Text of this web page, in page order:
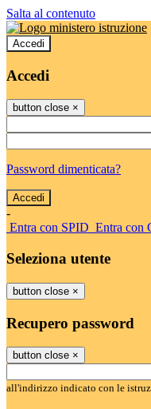
Salta al contenuto
Accedi
Accedi
button close ×
Password dimenticata?
-
Entra con SPID Entra con
Seleziona utente
button close ×
Recupero password
button close ×
all'indirizzo indicato con le